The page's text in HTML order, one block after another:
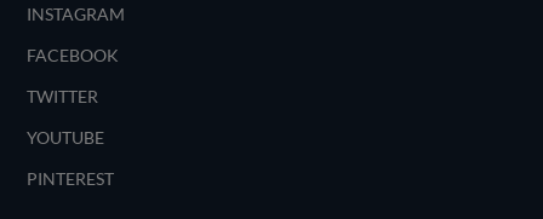
INSTAGRAM
FACEBOOK
TWITTER
YOUTUBE
PINTEREST